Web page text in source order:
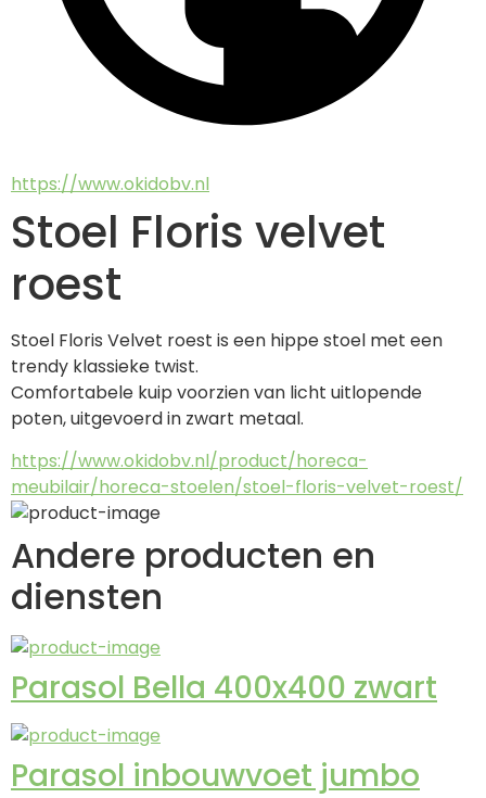
https://www.okidobv.nl
Stoel Floris velvet
roest
Stoel Floris Velvet roest is een hippe stoel met een
trendy klassieke twist.
Comfortabele kuip voorzien van licht uitlopende
poten, uitgevoerd in zwart metaal.
https://www.okidobv.nl/product/horeca-
meubilair/horeca-stoelen/stoel-floris-velvet-roest/
Andere producten en
diensten
Parasol Bella 400x400 zwart
Parasol inbouwvoet jumbo